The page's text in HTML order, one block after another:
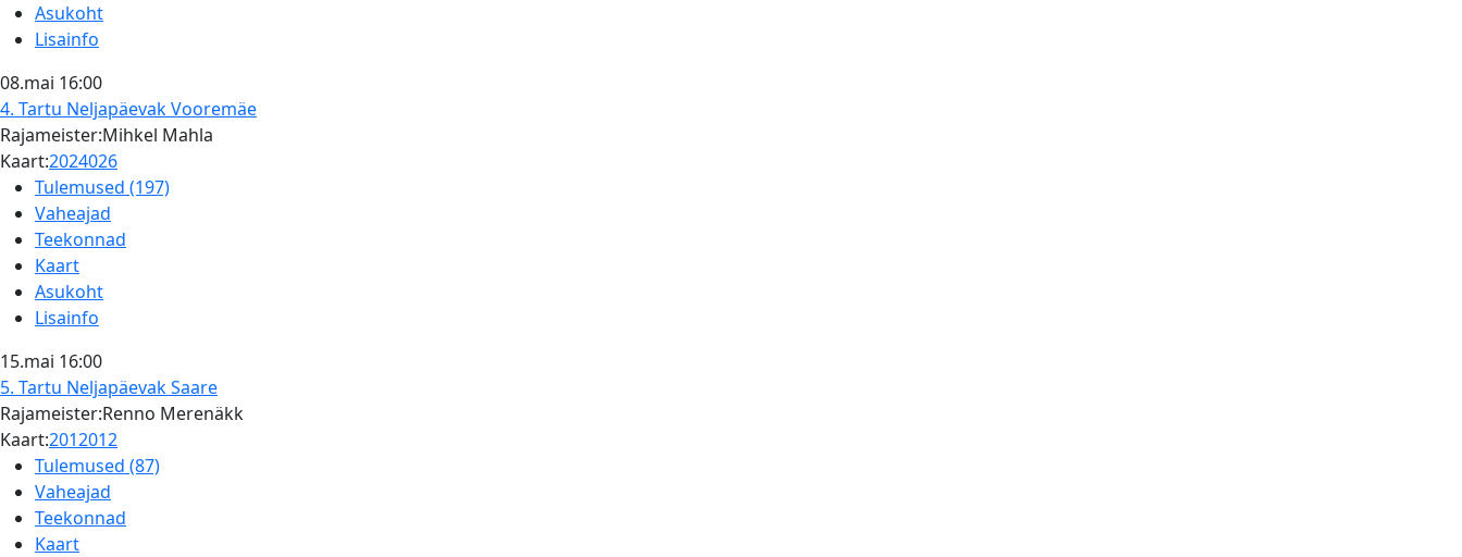
Asukoht
Lisainfo
08.mai 16:00
4. Tartu NeljapäevakVooremäe
Rajameister:Mihkel Mahla
Kaart:2024026
Tulemused (197)
Vaheajad
Teekonnad
Kaart
Asukoht
Lisainfo
15.mai 16:00
5. Tartu NeljapäevakSaare
Rajameister:Renno Merenäkk
Kaart:2012012
Tulemused (87)
Vaheajad
Teekonnad
Kaart